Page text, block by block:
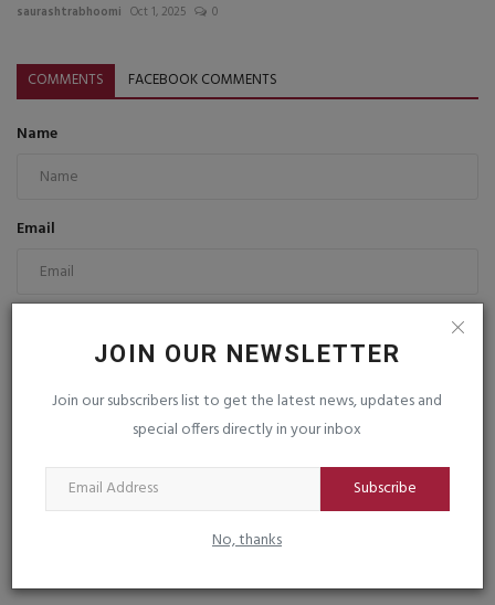
JOIN OUR NEWSLETTER
Join our subscribers list to get the latest news, updates and
special offers directly in your inbox
Subscribe
No, thanks
saurashtrabhoomi Oct 1, 2025 0
COMMENTS FACEBOOK COMMENTS
Name
Email
Post Comment